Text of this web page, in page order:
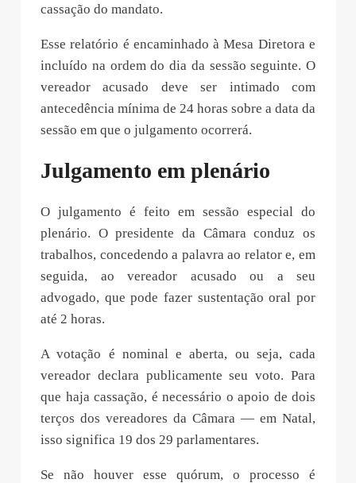
cassação do mandato.
Esse relatório é encaminhado à Mesa Diretora e
incluído na ordem do dia da sessão seguinte. O
vereador acusado deve ser intimado com
antecedência mínima de 24 horas sobre a data da
sessão em que o julgamento ocorrerá.
Julgamento em plenário
O julgamento é feito em sessão especial do
plenário. O presidente da Câmara conduz os
trabalhos, concedendo a palavra ao relator e, em
seguida, ao vereador acusado ou a seu
advogado, que pode fazer sustentação oral por
até 2 horas.
A votação é nominal e aberta, ou seja, cada
vereador declara publicamente seu voto. Para
que haja cassação, é necessário o apoio de dois
terços dos vereadores da Câmara — em Natal,
isso significa 19 dos 29 parlamentares.
Se não houver esse quórum, o processo é